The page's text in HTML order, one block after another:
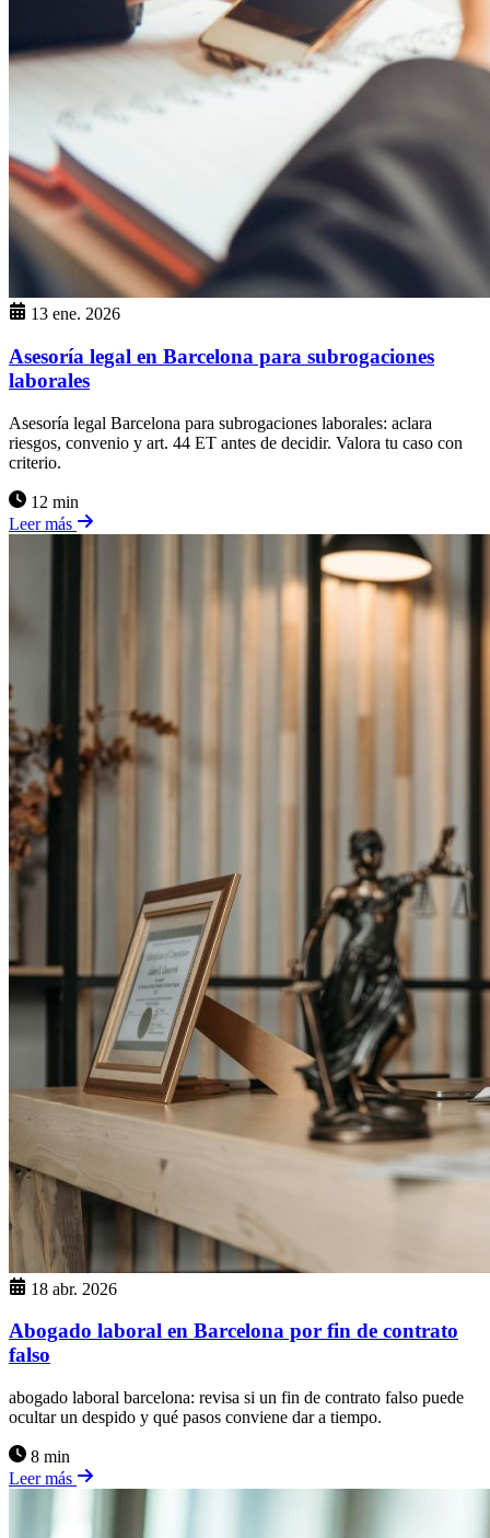
13 ene. 2026
Asesoría legal en Barcelona para subrogaciones
laborales
Asesoría legal Barcelona para subrogaciones laborales: aclara
riesgos, convenio y art. 44 ET antes de decidir. Valora tu caso con
criterio.
12 min
Leer más
18 abr. 2026
Abogado laboral en Barcelona por fin de contrato
falso
abogado laboral barcelona: revisa si un fin de contrato falso puede
ocultar un despido y qué pasos conviene dar a tiempo.
8 min
Leer más